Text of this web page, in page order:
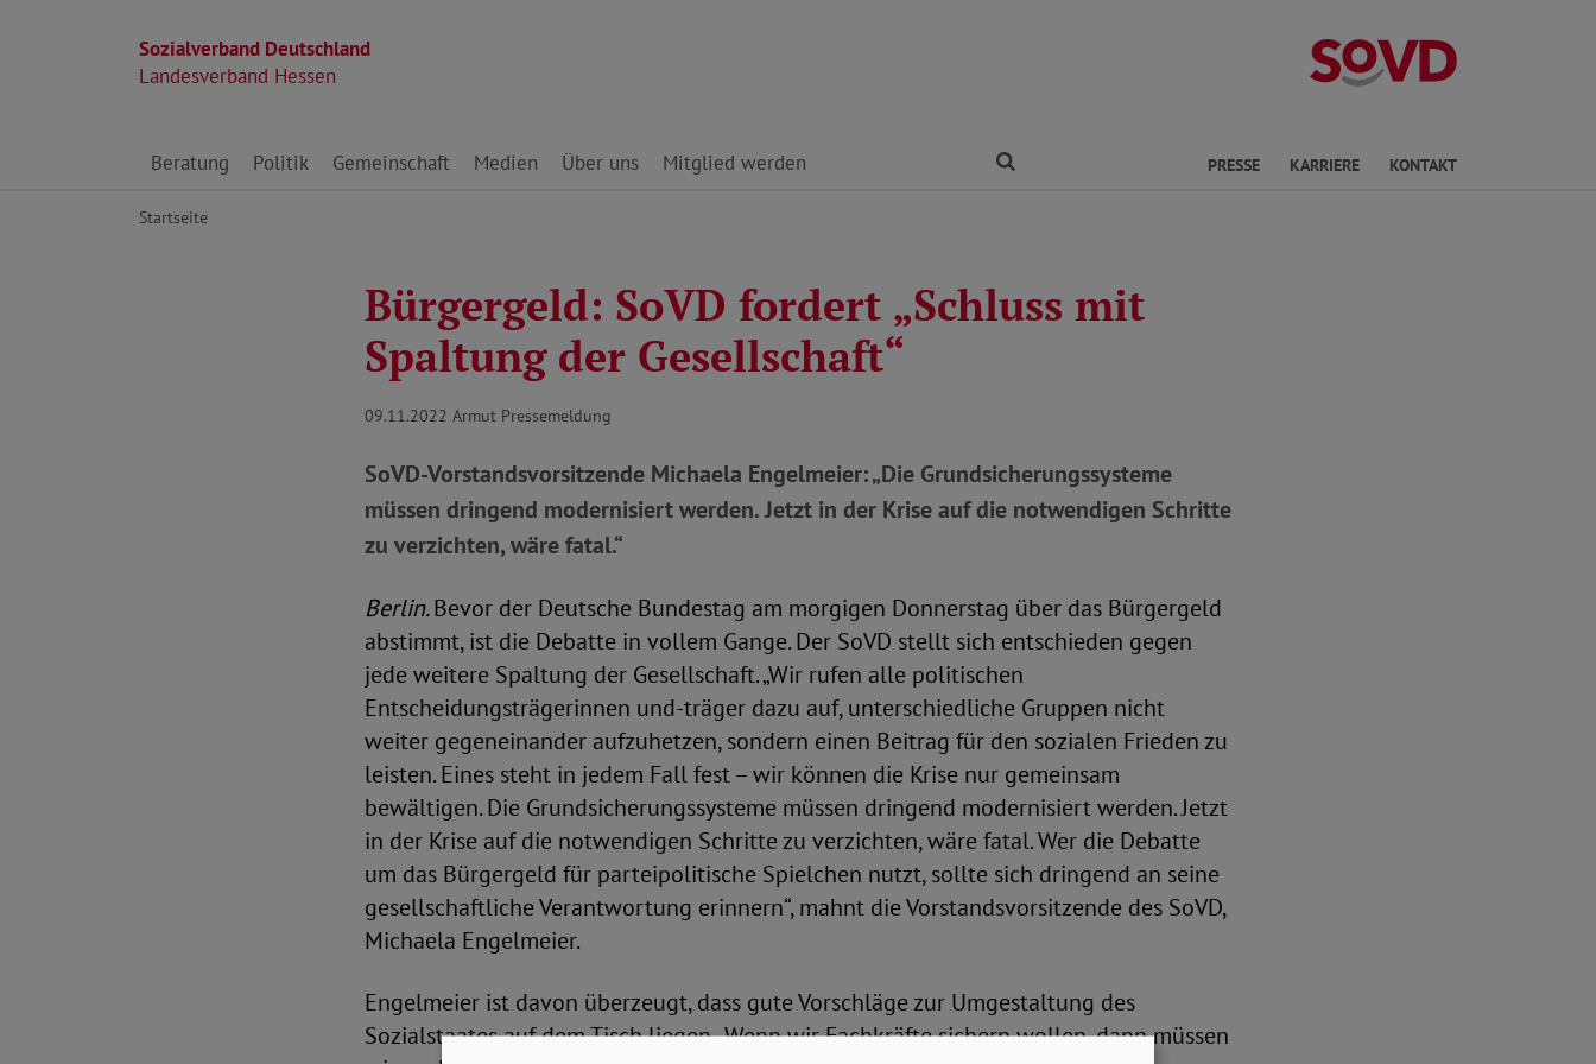
Sozialverband Deutschland
Landesverband Hessen
Landesverband
Direkt zu den Inhalten springen
Beratung Politik Gemeinschaft Medien Über uns Mitglied werden PRESSE KARRIERE KONTAKT
Startseite
Bürgergeld: SoVD fordert „Schluss mit
Spaltung der Gesellschaft“
09.11.2022 Armut Pressemeldung
SoVD-Vorstandsvorsitzende Michaela Engelmeier: „Die Grundsicherungssysteme
müssen dringend modernisiert werden. Jetzt in der Krise auf die notwendigen Schritte
zu verzichten, wäre fatal.“
Berlin.Bevor der Deutsche Bundestag am morgigen Donnerstag über das Bürgergeld
abstimmt, ist die Debatte in vollem Gange. Der SoVD stellt sich entschieden gegen
jede weitere Spaltung der Gesellschaft. „Wir rufen alle politischen
Entscheidungsträgerinnen und-träger dazu auf, unterschiedliche Gruppen nicht
weiter gegeneinander aufzuhetzen, sondern einen Beitrag für den sozialen Frieden zu
leisten. Eines steht in jedem Fall fest – wir können die Krise nur gemeinsam
bewältigen. Die Grundsicherungssysteme müssen dringend modernisiert werden. Jetzt
in der Krise auf die notwendigen Schritte zu verzichten, wäre fatal. Wer die Debatte
um das Bürgergeld für parteipolitische Spielchen nutzt, sollte sich dringend an seine
gesellschaftliche Verantwortung erinnern“, mahnt die Vorstandsvorsitzende des SoVD,
Michaela Engelmeier.
Engelmeier ist davon überzeugt, dass gute Vorschläge zur Umgestaltung des
Sozialstaates auf dem Tisch liegen. „Wenn wir Fachkräfte sichern wollen, dann müssen